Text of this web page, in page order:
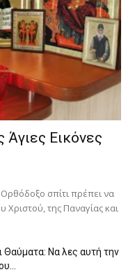
Άγιες Εικόνες
σπίτι πρέπει να
Χριστού, της Παν­αγίας και
Θαύματα: Να λες αυτή την